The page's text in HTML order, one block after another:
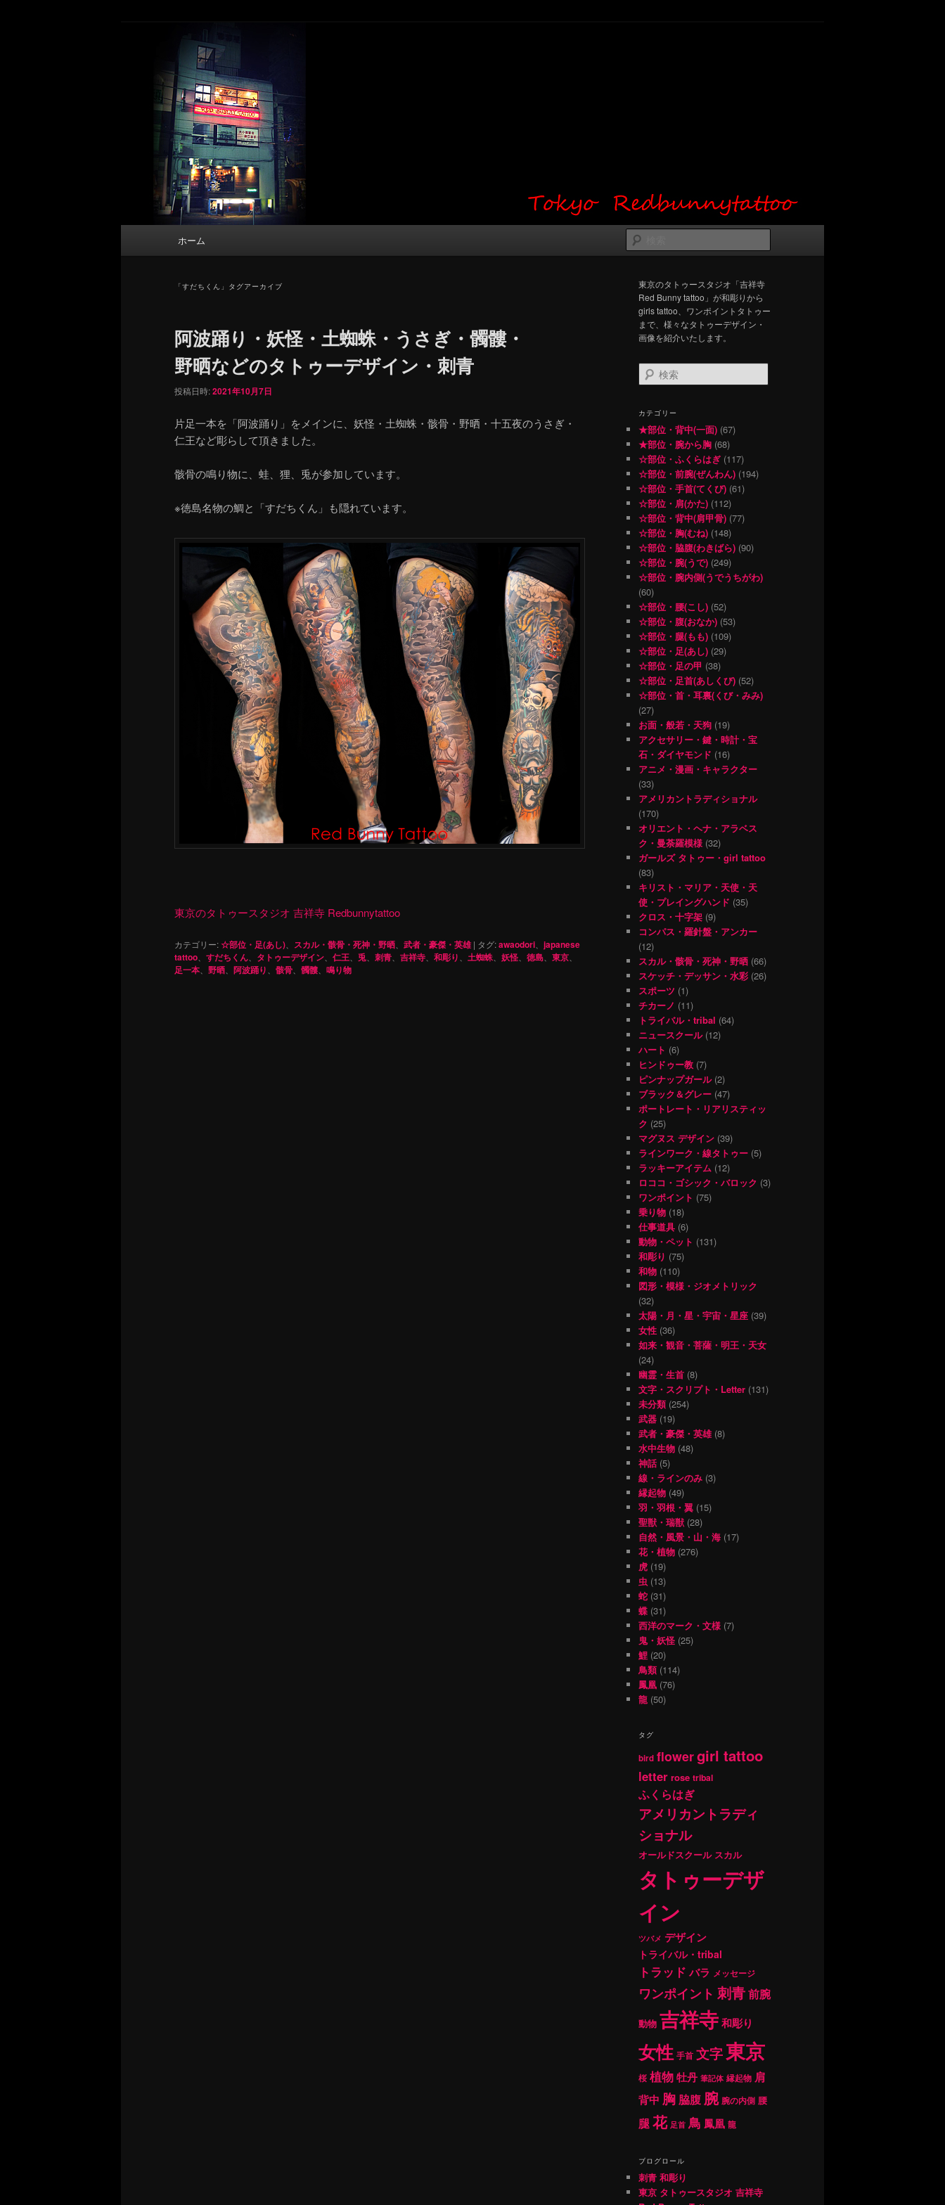
東京 タトゥースタジオ 吉祥寺 Red Bunny
Tattoo タトゥーデザイン・タトゥー画像
タトゥーデザイン・画像の紹介（和彫り・ワンポイント・girl tattoo）
索
ホーム
「すだちくん 」タグアーカイブ
阿波踊り・妖怪・土蜘蛛・うさぎ・髑髏・
野晒などのタトゥーデザイン・刺青
投稿日時:2021年10月7日
片足一本を「阿波踊り」をメインに、妖怪・土蜘蛛・骸骨・野晒・十五夜のうさぎ・
仁王など彫らして頂きました。
骸骨の鳴り物に、蛙、狸、兎が参加しています。
※徳島名物の鯛と「すだちくん」も隠れています。
東京のタトゥースタジオ 吉祥寺 Redbunnytattoo
カテゴリー:☆部位・足(あし) スカル・骸骨・死神・野晒 武者・豪傑・英雄 | タグ:awaodori
japanese
tattoo
すだちくん タトゥーデザイン 仁王 兎 刺青 吉祥寺 和彫り 土蜘蛛 妖怪 徳島 東京
足一本 野晒 阿波踊り 骸骨 髑髏、 鳴り物
東京のタトゥースタジオ「吉祥寺
Red Bunny tattoo」が和彫りから
girls tattoo、ワンポイントタトゥー
まで、様々なタトゥーデザイン・
画像を紹介いたします。
検
索
カテゴリー
★部位・背中(一面) (67)
★部位・腕から胸 (68)
☆部位・ふくらはぎ (117)
☆部位・前腕(ぜんわん) (194)
☆部位・手首(てくび) (61)
☆部位・肩(かた) (112)
☆部位・背中(肩甲骨) (77)
☆部位・胸(むね) (148)
☆部位・脇腹(わきばら) (90)
☆部位・腕(うで) (249)
☆部位・腕内側(うでうちがわ)
(60)
☆部位・腰(こし) (52)
☆部位・腹(おなか) (53)
☆部位・腿(もも) (109)
☆部位・足(あし) (29)
☆部位・足の甲 (38)
☆部位・足首(あしくび) (52)
☆部位・首・耳裏(くび・みみ)
(27)
お面・般若・天狗 (19)
アクセサリー・鍵・時計・宝
石・ダイヤモンド (16)
アニメ・漫画・キャラクター
(33)
アメリカントラディショナル
(170)
オリエント・ヘナ・アラベス
ク・曼荼羅模様 (32)
ガールズ タトゥー・girl tattoo
(83)
キリスト・マリア・天使・天
使・プレイングハンド (35)
クロス・十字架 (9)
コンパス・羅針盤・アンカー
(12)
スカル・骸骨・死神・野晒 (66)
スケッチ・デッサン・水彩 (26)
スポーツ (1)
チカーノ (11)
トライバル・tribal (64)
ニュースクール(12)
ハート (6)
ヒンドゥー教 (7)
ピンナップガール(2)
ブラック＆グレー (47)
ポートレート・リアリスティッ
ク (25)
マグヌス デザイン (39)
ラインワーク・線タトゥー (5)
ラッキーアイテム (12)
ロココ・ゴシック・バロック (3)
ワンポイント (75)
乗り物 (18)
仕事道具 (6)
動物・ペット (131)
和彫り (75)
和物 (110)
図形・模様・ジオメトリック
(32)
太陽・月・星・宇宙・星座 (39)
女性 (36)
如来・観音・菩薩・明王・天女
(24)
幽霊・生首 (8)
文字・スクリプト・Letter (131)
未分類(254)
武器 (19)
武者・豪傑・英雄(8)
水中生物 (48)
神話 (5)
線・ラインのみ (3)
縁起物 (49)
羽・羽根・翼 (15)
聖獣・瑞獣 (28)
自然・風景・山・海 (17)
花・植物 (276)
虎 (19)
虫 (13)
蛇 (31)
蝶 (31)
西洋のマーク・文様 (7)
鬼・妖怪 (25)
鯉 (20)
鳥類(114)
鳳凰 (76)
龍 (50)
タグ
bird flowergirl tattoo
letter rose tribal
ふくらはぎ
アメリカントラディ
ショナル
オールドスクール スカル
タトゥーデザ
イン
ツバメ デザイン
トライバル・tribal
トラッド バラ メッセージ
ワンポイント 刺青前腕
動物 吉祥寺和彫り
女性 手首 文字東京
桜 植物牡丹 筆記体 縁起物 肩
背中 胸 脇腹 腕 腕の内側 腰
腿花 足首 鳥 鳳凰 龍
ブログロール
刺青 和彫り
東京 タトゥースタジオ 吉祥寺